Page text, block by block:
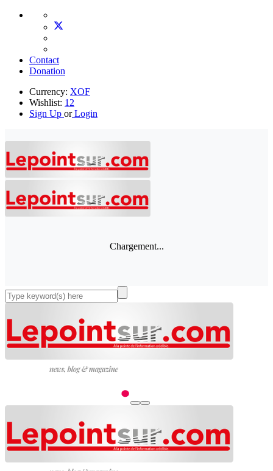
Contact
Donation
Currency: XOF
Wishlist: 12
Sign Up orLogin
Chargement...